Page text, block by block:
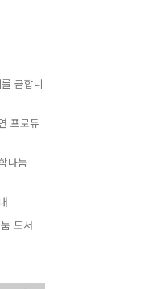
금합니
프로듀
나눔
도서